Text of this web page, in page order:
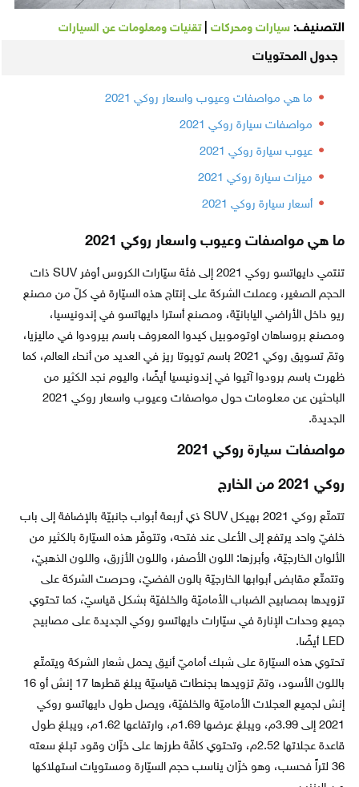
التصنيف: سيارات ومحركات|تقنيات ومعلومات عن السيارات
جدول المحتويات
ما هي مواصفات وعيوب واسعار روكي 2021
مواصفات سيارة روكي 2021
عيوب سيارة روكي 2021
ميزات سيارة روكي 2021
أسعار سيارة روكي 2021
ما هي مواصفات وعيوب واسعار روكي 2021
تنتمي دايهاتسو روكي 2021 إلى فئة سيّارات الكروس أوفر SUV ذات
الحجم الصغير، وعملت الشركة على إنتاج هذه السيّارة في كلّ من مصنع
ريو داخل الأراضي اليابانيّة، ومصنع أسترا دايهاتسو في إندونيسيا،
ومصنع بروساهان اوتوموبيل كيدوا المعروف باسم بيرودوا في ماليزيا،
وتمّ تسويق روكي 2021 باسم تويوتا ريز في العديد من أنحاء العالم، كما
ظهرت باسم پرودوا آتیوا في إندونيسيا أيضًا، واليوم نجد الكثير من
الباحثين عن معلومات حول مواصفات وعيوب واسعار روكي 2021
الجديدة.
مواصفات سيارة روكي 2021
روكي 2021 من الخارج
تتمتّع روكي 2021 بهيكل SUV ذي أربعة أبواب جانبيّة بالإضافة إلى باب
خلفيّ واحد يرتفع إلى الأعلى عند فتحه، وتتوفّر هذه السيّارة بالكثير من
الألوان الخارجيّة، وأبرزها: اللون الأصفر، واللون الأزرق، واللون الذهبيّ،
وتتمتّع مقابض أبوابها الخارجيّة بالون الفضيّ، وحرصت الشركة على
تزويدها بمصابيح الضباب الأماميّة والخلفيّة بشكل قياسيّ، كما تحتوي
جميع وحدات الإنارة في سيّارات دايهاتسو روكي الجديدة على مصابيح
LED أيضًا.
تحتوي هذه السيّارة على شبك أماميّ أنيق يحمل شعار الشركة ويتمتّع
باللون الأسود، وتمّ تزويدها بجنطات قياسيّة يبلغ قطرها 17 إنش أو 16
إنش لجميع العجلات الأماميّة والخلفيّة، ويصل طول دايهاتسو روكي
2021 إلى 3.99م، ويبلغ عرضها 1.69م، وارتفاعها 1.62م، ويبلغ طول
قاعدة عجلاتها 2.52م، وتحتوي كافّة طرزها على خزّان وقود تبلغ سعته
36 لتراً فحسب، وهو خزّان يناسب حجم السيّارة ومستويات استهلاكها